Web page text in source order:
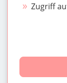
Zugriff